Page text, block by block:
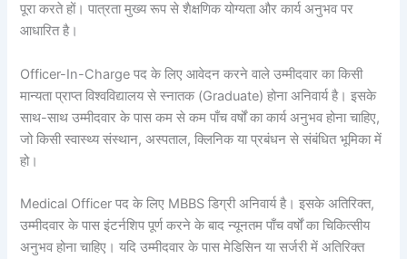
पूरा करते हों। पात्रता मुख्य रूप से शैक्षणिक योग्यता और कार्य अनुभव पर
आधारित है।
Officer-In-Charge पद के लिए आवेदन करने वाले उम्मीदवार का किसी
मान्यता प्राप्त विश्वविद्यालय से स्नातक (Graduate) होना अनिवार्य है। इसके
साथ-साथ उम्मीदवार के पास कम से कम पाँच वर्षों का कार्य अनुभव होना चाहिए,
जो किसी स्वास्थ्य संस्थान, अस्पताल, क्लिनिक या प्रबंधन से संबंधित भूमिका में
हो।
Medical Officer पद के लिए MBBS डिग्री अनिवार्य है। इसके अतिरिक्त,
उम्मीदवार के पास इंटर्नशिप पूर्ण करने के बाद न्यूनतम पाँच वर्षों का चिकित्सीय
अनुभव होना चाहिए। यदि उम्मीदवार के पास मेडिसिन या सर्जरी में अतिरिक्त